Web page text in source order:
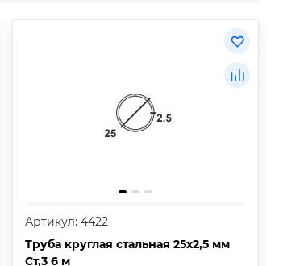
Артикул: 4422
Труба круглая стальная 25х2,5 мм
Ст,3 6 м